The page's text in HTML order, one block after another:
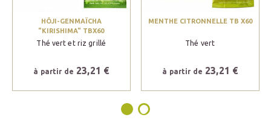
HÔJI-GENMAÏCHA
"KIRISHIMA" TBX60
Thé vert et riz grillé
à partir de 23,21 €
MENTHE CITRONNELLE TB X60
Thé vert
à partir de 23,21 €